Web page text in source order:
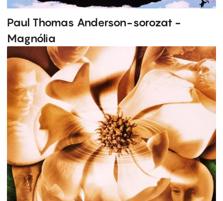
Paul Thomas Anderson-sorozat -
Magnólia